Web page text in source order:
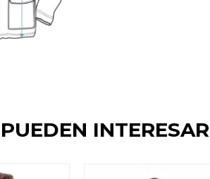
INTERESAR